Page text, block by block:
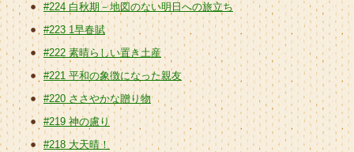
#224 白秋期－地図のない明日への旅立ち
#223 1早春賦
#222 素晴らしい置き土産
#221 平和の象徴になった親友
#220 ささやかな贈り物
#219 神の慮り
#218 大天晴！